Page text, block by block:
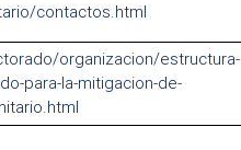
contactos.html
organizacion/estructura-
para-la-mitigacion-de-